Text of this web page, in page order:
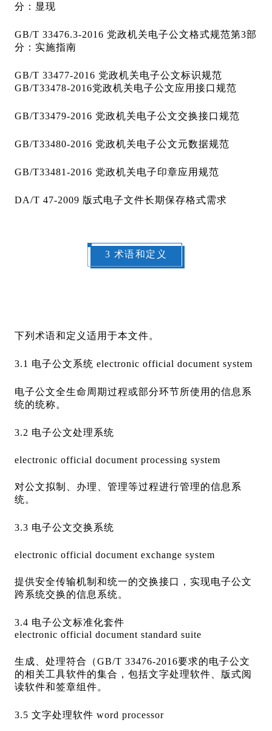
分：显现
GB/T 33476.3-2016 党政机关电子公文格式规范第3部
分：实施指南
GB/T 33477-2016 党政机关电子公文标识规范
GB/T33478-2016党政机关电子公文应用接口规范
GB/T33479-2016 党政机关电子公文交换接口规范
GB/T33480-2016 党政机关电子公文元数据规范
GB/T33481-2016 党政机关电子印章应用规范
DA/T 47-2009 版式电子文件长期保存格式需求
3 术语和定义
下列术语和定义适用于本文件。
3.1 电子公文系统 electronic official document system
电子公文全生命周期过程或部分环节所使用的信息系
统的统称。
3.2 电子公文处理系统
electronic official document processing system
对公文拟制、办理、管理等过程进行管理的信息系
统。
3.3 电子公文交换系统
electronic official document exchange system
提供安全传输机制和统一的交换接口，实现电子公文
跨系统交换的信息系统。
3.4 电子公文标准化套件
electronic official document standard suite
生成、处理符合（GB/T 33476-2016要求的电子公文
的相关工具软件的集合，包括文字处理软件、版式阅
读软件和签章组件。
3.5 文字处理软件 word processor